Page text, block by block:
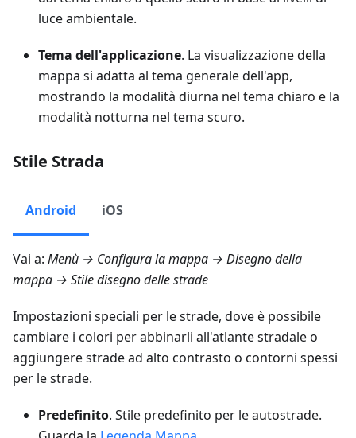
luce ambientale.
Tema dell'applicazione. La visualizzazione della
mappa si adatta al tema generale dell'app,
mostrando la modalità diurna nel tema chiaro e la
modalità notturna nel tema scuro.
Stile Strada
Android iOS
Vai a: Menù → Configura la mappa → Disegno della
mappa → Stile disegno delle strade
Impostazioni speciali per le strade, dove è possibile
cambiare i colori per abbinarli all'atlante stradale o
aggiungere strade ad alto contrasto o contorni spessi
per le strade.
Predefinito. Stile predefinito per le autostrade.